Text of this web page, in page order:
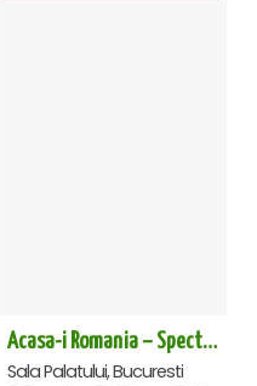
Acasa-i Romania – Spectacol
Sala Palatului, Bucuresti